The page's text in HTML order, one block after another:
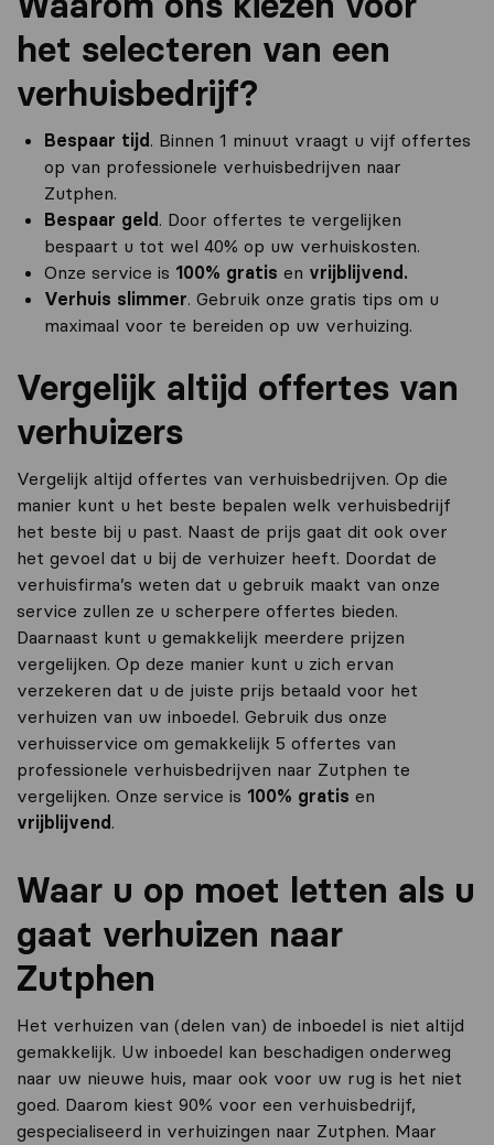
het selecteren van een
verhuisbedrijf?
Bespaar tijd . Binnen 1 minuut vraagt u vijf offertes
op van professionele verhuisbedrijven naar
Zutphen.
Bespaar geld . Door offertes te vergelijken
bespaart u tot wel 40% op uw verhuiskosten.
Onze service is 100% gratis en vrijblijvend.
Verhuis slimmer. Gebruik onze gratis tips om u
maximaal voor te bereiden op uw verhuizing.
Vergelijk altijd offertes van
verhuizers
Vergelijk altijd offertes van verhuisbedrijven. Op die
manier kunt u het beste bepalen welk verhuisbedrijf
het beste bij u past. Naast de prijs gaat dit ook over
het gevoel dat u bij de verhuizer heeft. Doordat de
verhuisfirma’s weten dat u gebruik maakt van onze
service zullen ze u scherpere offertes bieden.
Daarnaast kunt u gemakkelijk meerdere prijzen
vergelijken. Op deze manier kunt u zich ervan
verzekeren dat u de juiste prijs betaald voor het
verhuizen van uw inboedel. Gebruik dus onze
verhuisservice om gemakkelijk 5 offertes van
professionele verhuisbedrijven naar Zutphen te
vergelijken. Onze service is 100% gratis en
vrijblijvend .
Waar u op moet letten als u
gaat verhuizen naar
Zutphen
Het verhuizen van (delen van) de inboedel is niet altijd
gemakkelijk. Uw inboedel kan beschadigen onderweg
naar uw nieuwe huis, maar ook voor uw rug is het niet
goed. Daarom kiest 90% voor een verhuisbedrijf,
gespecialiseerd in verhuizingen naar Zutphen. Maar